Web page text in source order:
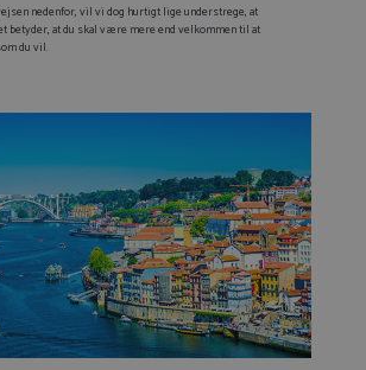
nedenfor, vil vi dog hurtigt lige understrege, at
betyder, at du skal være mere end velkommen til at
du vil.